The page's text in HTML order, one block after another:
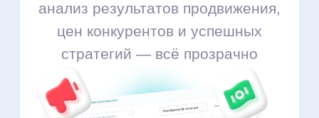
Госклиники
Даем записи на платные услуги
Диагностические центры
и лаборатории
Стоматологии